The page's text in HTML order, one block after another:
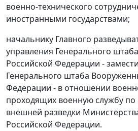
военно-технического
иностранными государствами;
начальнику Главного
управления Генерального
Российской Федерации -
Генерального штаба
Федерации - в отношении
проходящих военную службу по
внешней разведки
Российской Федерации.